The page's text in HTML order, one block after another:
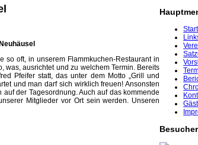
so oft, in unserem Flammkuchen-Restaurant in
was, ausrichtet und zu welchem Termin. Bereits
Pfeifer statt, das unter dem Motto „Grill und
und man darf sich wirklich freuen! Ansonsten
der Tagesordnung. Auch auf das kommende
Mitglieder vor Ort sein werden. Unseren
Besucher